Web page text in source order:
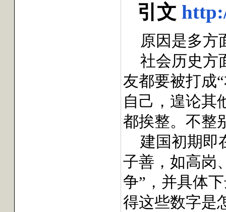
引文
原因是多方
社会历史方
友都要被打成
自己，遑论其
都挨整。不整
建国初期即
子善，如高岗
争”，并具体
得这些数字是